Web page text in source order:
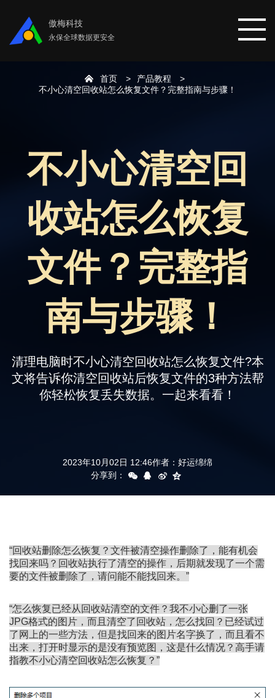
傲梅科技
永保全球数据更安全
数据恢复
数据备份
支持
首页
产品教程
不小心清空回收站怎么恢复文件？完整指南与步骤！
不小心清空回
收站怎么恢复
文件？完整指
南与步骤！
清理电脑时不小心清空回收站怎么恢复文件?本
文将告诉你清空回收站后恢复文件的3种方法帮
你轻松恢复丢失数据。一起来看看！
2023年10月02日 12:46作者： 好运绵绵
分享到：
“回收站删除怎么恢复？文件被清空操作删除了，能有机会
找回来吗？回收站执行了清空的操作，后期就发现了一个需
要的文件被删除了，请问能不能找回来。”
“怎么恢复已经从回收站清空的文件？我不小心删了一张
JPG格式的图片，而且清空了回收站，怎么找回？已经试过
了网上的一些方法，但是找回来的图片名字换了，而且看不
出来，打开时显示的是没有预览图，这是什么情况？高手请
指教不小心清空回收站怎么恢复？”